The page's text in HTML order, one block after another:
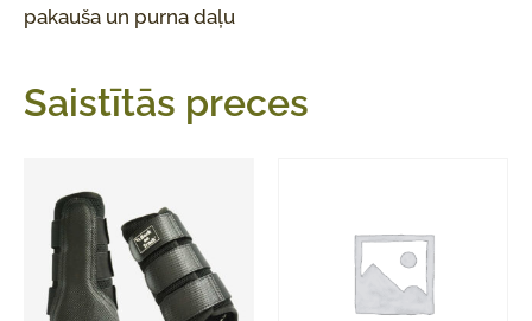
pakauša un purna daļu
Saistītās preces